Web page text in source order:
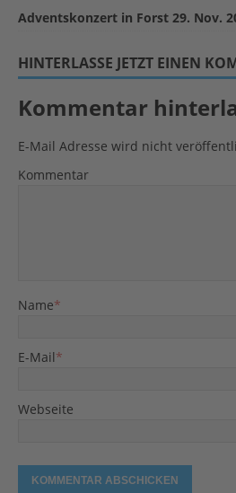
Adventskonzert in Forst 29. Nov.
HINTERLASSE JETZT EINEN
Kommentar
E-Mail Adresse wird nicht
Kommentar
Name*
E-Mail*
Webseite